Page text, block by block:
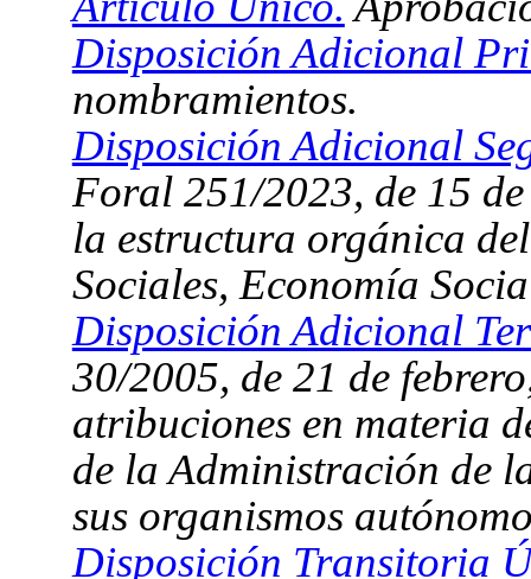
Disposición Adicional
nombramientos.
Disposición Adicional
Foral 251/2023, de 15
la estructura orgánica
Sociales, Economía
Disposición Adicional
30/2005, de 21 de
atribuciones en materia
de la Administración de
sus organismos
Disposición Transitoria